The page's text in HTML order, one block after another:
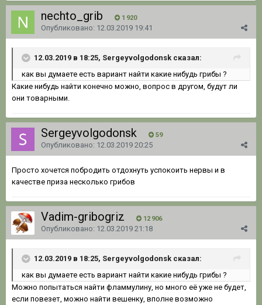
nechto_grib 1 920
Опубликовано: 12.03.2019 19:41
12.03.2019 в 18:25, Sergeyvolgodonsk сказал:
как вы думаете есть вариант найти какие нибудь грибы ?
Какие нибудь найти конечно можно, вопрос в другом, будут ли
они товарными.
Sergeyvolgodonsk 59
Опубликовано: 12.03.2019 20:25
Просто хочется побродить отдохнуть успокоить нервы и в
качестве приза несколько грибов
Vadim-gribogriz 12 906
Опубликовано: 12.03.2019 21:18
12.03.2019 в 18:25, Sergeyvolgodonsk сказал:
как вы думаете есть вариант найти какие нибудь грибы ?
Можно попытаться найти фламмулину, но много её уже не будет,
если повезет, можно найти вешенку, вполне возможно